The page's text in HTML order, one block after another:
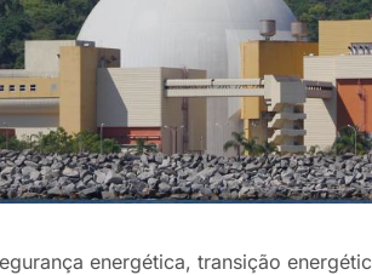
energética, transição